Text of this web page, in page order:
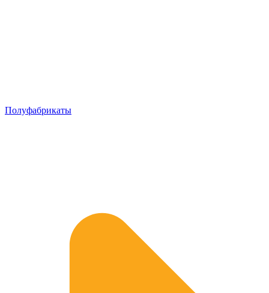
Полуфабрикаты